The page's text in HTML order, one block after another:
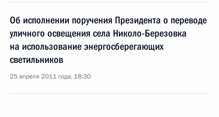
Об исполнении поручения Президента о переводе
уличного освещения села Николо-Березовка
на использование энергосберегающих
светильников
25 апреля 2011 года, 18:30